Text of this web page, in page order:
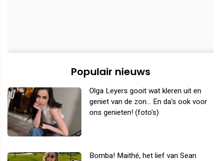
Populair nieuws
Olga Leyers gooit wat kleren uit en
geniet van de zon... En da's ook voor
ons genieten! (foto's)
Bomba! Maithé, het lief van Sean